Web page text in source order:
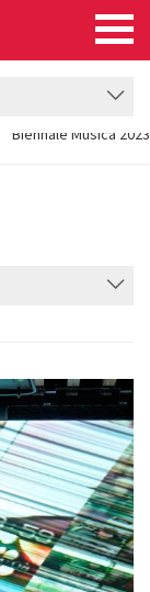
Biennale Musica 2023